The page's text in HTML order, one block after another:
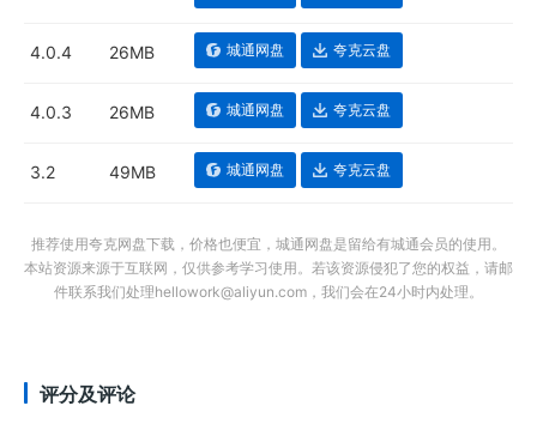
4.0.4 26MB 城通网盘 夸克云盘
4.0.3 26MB 城通网盘 夸克云盘
3.2 49MB 城通网盘 夸克云盘
推荐使用夸克网盘下载，价格也便宜，城通网盘是留给有城通会员的使用。
本站资源来源于互联网，仅供参考学习使用。若该资源侵犯了您的权益，请邮
件联系我们处理hellowork@aliyun.com，我们会在24小时内处理。
评分及评论